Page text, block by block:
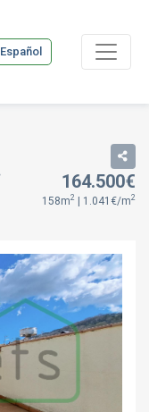
Español
164.500€
158m2 | 1.041€/m2